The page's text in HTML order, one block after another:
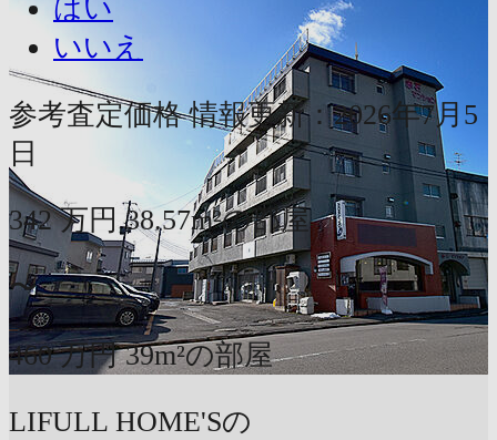
はい
いいえ
参考査定価格 情報更新：2026年7月5
日
342 万円 38.57m²の部屋
〜
460 万円 39m²の部屋
LIFULL HOME'Sの